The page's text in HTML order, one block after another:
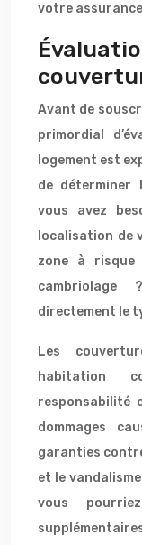
votre
Avant de
primordial
logement est
de déterminer
vous avez
localisation de
zone à risque
cambriolage
directement le
Les
habitation
responsabilité
dommages
garanties
et le
vous